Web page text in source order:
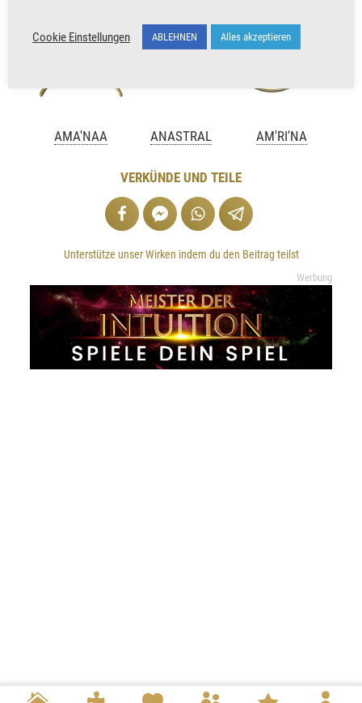
AMA'NAA ANASTRAL AM'RI'NA
VERKÜNDE UND TEILE
Unterstütze unser Wirken indem du den Beitrag teilst
Werbung
Cookie Einstellungen ABLEHNEN Alles akzeptieren